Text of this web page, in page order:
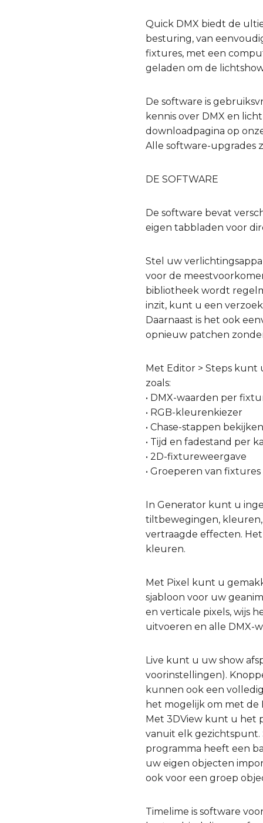
Quick DMX biedt de
besturing, van
fixtures, met een
geladen om de
De software is
kennis over DMX en
downloadpagina op
Alle software-upgrades
DE SOFTWARE
De software bevat
eigen tabbladen voor
Stel uw
voor de
bibliotheek wordt
inzit, kunt u een
Daarnaast is het ook
opnieuw patchen
Met Editor > Steps kunt
zoals:
• DMX-waarden per
• RGB-kleurenkiezer
• Chase-stappen
• Tijd en fadestand per
• 2D-fixtureweergave
• Groeperen van fixtures
In Generator kunt u
tiltbewegingen,
vertraagde effecten.
kleuren.
Met Pixel kunt u
sjabloon voor uw
en verticale pixels, wijs
uitvoeren en alle DMX-
Live kunt u uw show
voorinstellingen).
kunnen ook een
het mogelijk om met de
Met 3DView kunt u het
vanuit elk
programma heeft een
uw eigen objecten
ook voor een groep
Timelime is software